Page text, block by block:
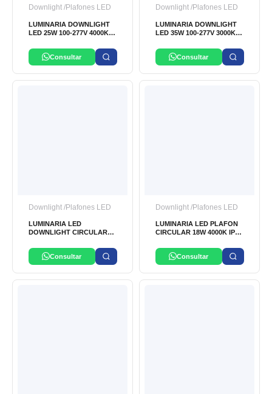
Downlight /Plafones LED
LUMINARIA DOWNLIGHT
LED 25W 100-277V 4000K
Consultar
Downlight /Plafones LED
LUMINARIA DOWNLIGHT
LED 35W 100-277V 3000K
Consultar
Downlight /Plafones LED
LUMINARIA LED
DOWNLIGHT CIRCULAR
LEDVANCE
Consultar
Downlight /Plafones LED
LUMINARIA LED PLAFON
CIRCULAR 18W 4000K IP20
Consultar